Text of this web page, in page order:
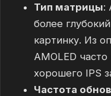
Тип матрицы:
более
картинку. Из
AMOLED
хорошего IPS
Частота